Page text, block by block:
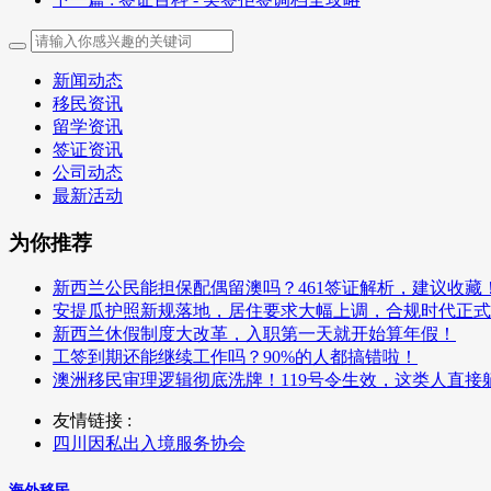
新闻动态
移民资讯
留学资讯
签证资讯
公司动态
最新活动
为你推荐
新西兰公民能担保配偶留澳吗？461签证解析，建议收藏！
安提瓜护照新规落地，居住要求大幅上调，合规时代正式
新西兰休假制度大改革，入职第一天就开始算年假！
工签到期还能继续工作吗？90%的人都搞错啦！
澳洲移民审理逻辑彻底洗牌！119号令生效，这类人直接
友情链接 :
四川因私出入境服务协会